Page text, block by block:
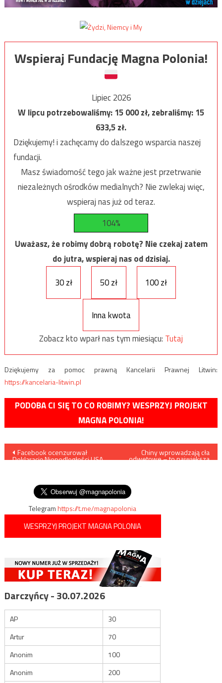
Wspieraj Fundację Magna Polonia!
Lipiec 2026
W lipcu potrzebowaliśmy:15 000zł, zebraliśmy:15
633,5zł.
Dziękujemy! i zachęcamy do dalszego wsparcia naszej
fundacji.
Masz świadomość tego jak ważne jest przetrwanie
niezależnych ośrodków medialnych? Nie zwlekaj więc,
wspieraj nas już od teraz.
104%
Uważasz, że robimy dobrą robotę? Nie czekaj zatem
do jutra, wspieraj nas od dzisiaj.
30 zł
50 zł 100 zł
Inna kwota
Zobacz kto wparł nas tym miesiącu: Tutaj
Dziękujemy za pomoc prawną Kancelarii Prawnej Litwin:
https://kancelaria-litwin.pl
PODOBA CI SIĘ TO CO ROBIMY? WESPRZYJ PROJEKT
MAGNA POLONIA!
Nawigacja
Facebook ocenzurował
Deklarację Niepodległości USA
Chiny wprowadzają cła
odwetowe – to największa
Telegramhttps://t.me/magnapolonia
WESPRZYJ PROJEKT MAGNA POLONIA
Darczyńcy - 30.07.2026
AP
30
Artur
70
Anonim
100
Anonim
200